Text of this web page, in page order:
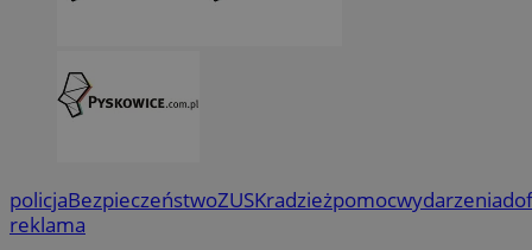
policjaBezpieczeństwoZUSKradzieżpomocwydarzenia
reklama